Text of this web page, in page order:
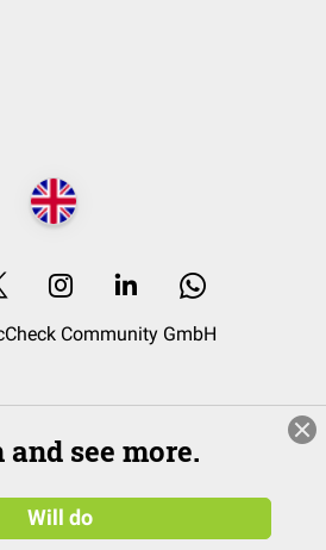
Community GmbH
and see more.
Will do